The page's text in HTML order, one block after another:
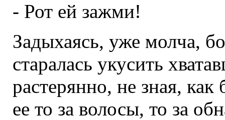
- Рот ей зажми!
Задыхаясь, уже молча,
старалась укусить
растерянно, не зная,
ее то за волосы, то за